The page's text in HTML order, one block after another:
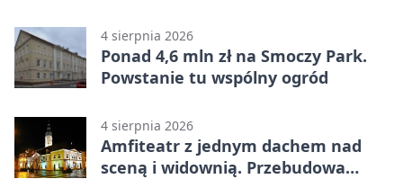
4 sierpnia 2026
Ponad 4,6 mln zł na Smoczy Park.
Powstanie tu wspólny ogród
4 sierpnia 2026
Amfiteatr z jednym dachem nad
sceną i widownią. Przebudowa